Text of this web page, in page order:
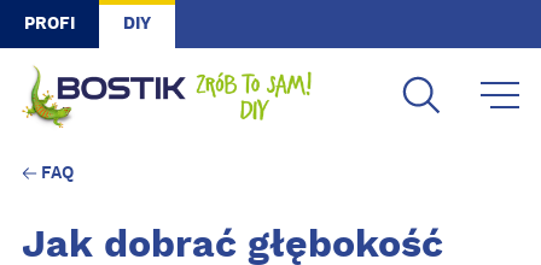
Skip to main content
PROFI DIY
FAQ
Jak dobrać głębokość